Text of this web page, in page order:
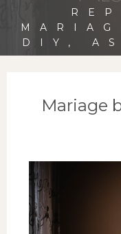
DIY,
Mariage